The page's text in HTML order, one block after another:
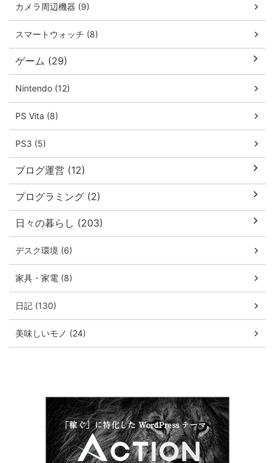
カメラ周辺機器 (9)
スマートウォッチ (8)
ゲーム (29)
Nintendo (12)
PS Vita (8)
PS3 (5)
ブログ運営 (12)
プログラミング (2)
日々の暮らし (203)
デスク環境 (6)
家具・家電 (8)
日記 (130)
美味しいモノ (24)